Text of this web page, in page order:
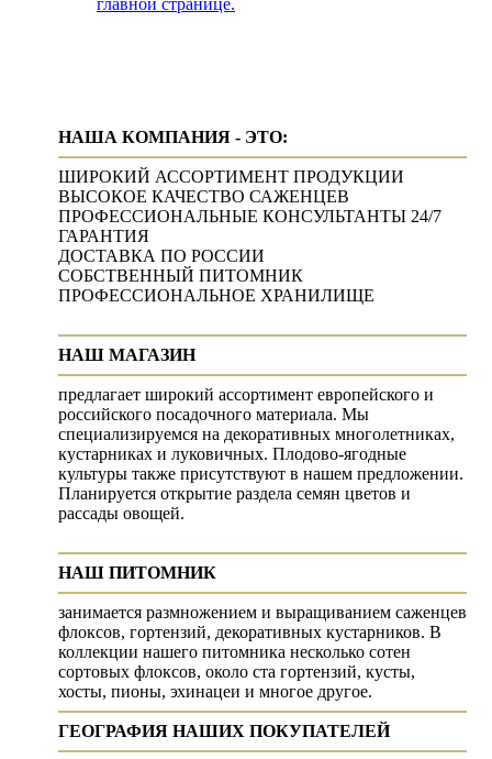
НАША КОМПАНИЯ - ЭТО:
ШИРОКИЙ АССОРТИМЕНТ ПРОДУКЦИИ
ВЫСОКОЕ КАЧЕСТВО САЖЕНЦЕВ
ПРОФЕССИОНАЛЬНЫЕ КОНСУЛЬТАНТЫ 24/7
ГАРАНТИЯ
ДОСТАВКА ПО РОССИИ
СОБСТВЕННЫЙ ПИТОМНИК
ПРОФЕССИОНАЛЬНОЕ ХРАНИЛИЩЕ
НАШ МАГАЗИН
предлагает широкий ассортимент европейского и
российского посадочного материала. Мы
специализируемся на декоративных многолетниках,
кустарниках и луковичных. Плодово-ягодные
культуры также присутствуют в нашем предложении.
Планируется открытие раздела семян цветов и
рассады овощей.
НАШ ПИТОМНИК
занимается размножением и выращиванием саженцев
флоксов, гортензий, декоративных кустарников. В
коллекции нашего питомника несколько сотен
сортовых флоксов, около ста гортензий, кусты,
хосты, пионы, эхинацеи и многое другое.
ГЕОГРАФИЯ НАШИХ ПОКУПАТЕЛЕЙ